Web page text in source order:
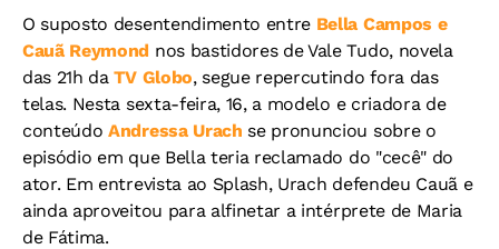
O suposto desentendimento entre Bella Campos e
Cauã Reymond nos bastidores de Vale Tudo, novela
das 21h daTV Globo, segue repercutindo fora das
telas. Nesta sexta-feira, 16, a modelo e criadora de
conteúdoAndressa Urach se pronunciou sobre o
episódio em que Bella teria reclamado do "cecê" do
ator. Em entrevista ao Splash, Urach defendeu Cauã e
ainda aproveitou para alfinetar a intérprete de Maria
de Fátima.